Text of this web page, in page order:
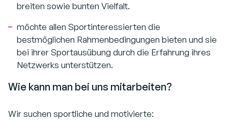
breiten sowie bunten Vielfalt.
möchte allen Sportinteressierten die
bestmöglichen Rahmenbedingungen bieten und sie
bei ihrer Sportausübung durch die Erfahrung ihres
Netzwerks unterstützen.
Wie kann man bei uns mitarbeiten?
Wir suchen sportliche und motivierte: